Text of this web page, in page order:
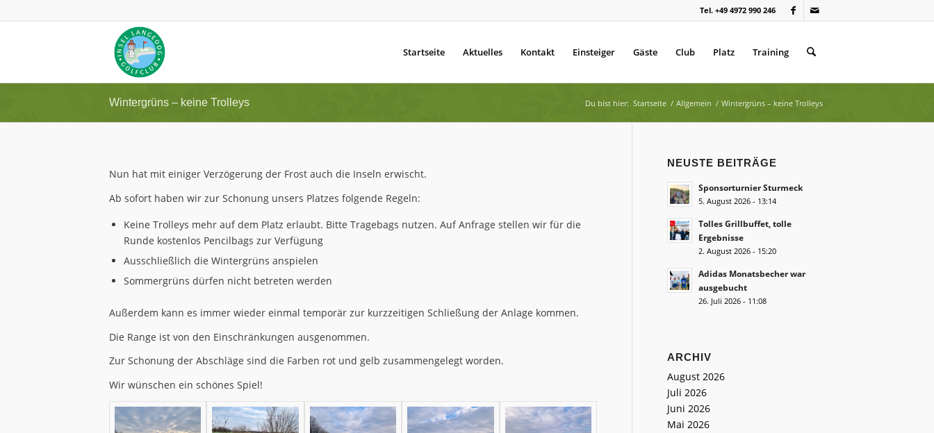
Tel. +49 4972 990 246
Startseite Aktuelles Kontakt Einsteiger Gäste Club Platz Training
Wintergrüns – keine Trolleys Du bist hier: Startseite / Allgemein / Wintergrüns – keine Trolleys
Nun hat mit einiger Verzögerung der Frost auch die Inseln erwischt.
Ab sofort haben wir zur Schonung unsers Platzes folgende Regeln:
Keine Trolleys mehr auf dem Platz erlaubt. Bitte Tragebags nutzen. Auf Anfrage stellen wir für die
Runde kostenlos Pencilbags zur Verfügung
Ausschließlich die Wintergrüns anspielen
Sommergrüns dürfen nicht betreten werden
Außerdem kann es immer wieder einmal temporär zur kurzzeitigen Schließung der Anlage kommen.
Die Range ist von den Einschränkungen ausgenommen.
Zur Schonung der Abschläge sind die Farben rot und gelb zusammengelegt worden.
Wir wünschen ein schönes Spiel!
NEUSTE BEITRÄGE
Sponsorturnier Sturmeck
5. August 2026 - 13:14
Tolles Grillbuffet, tolle
Ergebnisse
2. August 2026 - 15:20
Adidas Monatsbecher war
ausgebucht
26. Juli 2026 - 11:08
ARCHIV
August 2026
Juli 2026
Juni 2026
Mai 2026